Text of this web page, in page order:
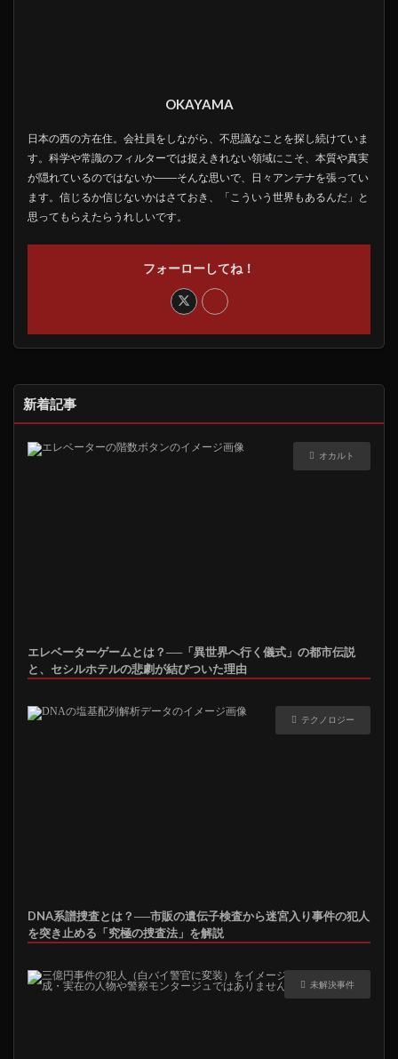
OKAYAMA
日本の西の方在住。会社員をしながら、不思議なことを探し続けていま
す。科学や常識のフィルターでは捉えきれない領域にこそ、本質や真実
が隠れているのではないか――そんな思いで、日々アンテナを張ってい
ます。信じるか信じないかはさておき、「こういう世界もあるんだ」と
思ってもらえたらうれしいです。
フォーローしてね！
新着記事
オカルト
エレベーターゲームとは？──「異世界へ行く儀式」の都市伝説
と、セシルホテルの悲劇が結びついた理由
テクノロジー
DNA系譜捜査とは？──市販の遺伝子検査から迷宮入り事件の犯人
を突き止める「究極の捜査法」を解説
未解決事件